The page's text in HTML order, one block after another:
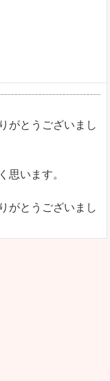
がとうございまし
思います。
がとうございまし